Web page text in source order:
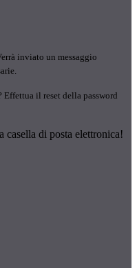
inviato un messaggio
Effettua il reset della password
casella di posta elettronica!